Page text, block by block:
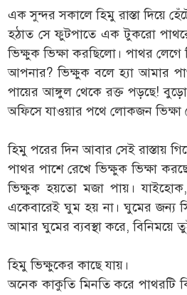
এক সুন্দর সকালে হিমু রাস্তা দিয়ে
হঠাত সে ফুটপাতে এক টুকরো
ভিক্ষুক ভিক্ষা করছিলো। পাথর
আপনার? ভিক্ষুক বলে হ্যা আমার
পায়ের আঙ্গুল থেকে রক্ত পড়ছে!
অফিসে যাওয়ার পথে লোকজন ভিক্ষা
হিমু পরের দিন আবার সেই রাস্তায়
পাথর পাশে রেখে ভিক্ষুক ভিক্ষা
ভিক্ষুক হয়তো মজা পায়।
একেবারেই ঘুম হয় না। ঘুমের জন্য
আমার ঘুমের ব্যবস্থা করে, বিনিময়ে
হিমু ভিক্ষুকের কাছে যায়।
অনেক কাকুতি মিনতি করে পাথরটি